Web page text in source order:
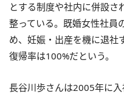
とする制度や社内に併設さ
整っている。既婚女性社員
め、妊娠・出産を機に退社
復帰率は100%だという。
長谷川歩さんは2005年に